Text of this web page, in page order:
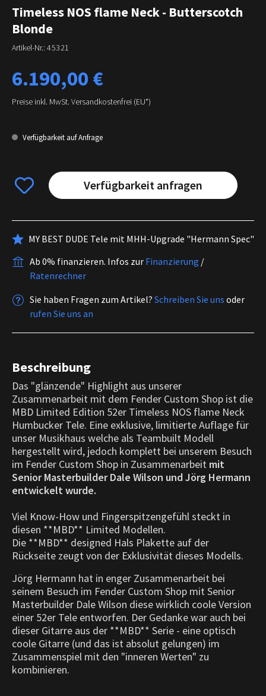
Timeless NOS flame Neck - Butterscotch
Blonde
Artikel-Nr.: 45321
Regulärer Preis:
6.190,00 €
Preise inkl. MwSt. Versandkostenfrei (EU*)
Verfügbarkeit auf Anfrage
Verfügbarkeit anfragen
MY BEST DUDE Tele mit MHH-Upgrade "Hermann Spec"
Ab 0% finanzieren. Infos zur Finanzierung /
Ratenrechner
Sie haben Fragen zum Artikel? Schreiben Sie uns oder
rufen Sie uns an
Beschreibung
Das "glänzende" Highlight aus unserer
Zusammenarbeit mit dem Fender Custom Shop ist die
MBD Limited Edition 52er Timeless NOS flame Neck
Humbucker Tele. Eine exklusive, limitierte Auflage für
unser Musikhaus welche als Teambuilt Modell
hergestellt wird, jedoch komplett bei unserem Besuch
im Fender Custom Shop in Zusammenarbeit mit
Senior Masterbuilder Dale Wilson und Jörg Hermann
entwickelt wurde.
Viel Know-How und Fingerspitzengefühl steckt in
diesen **MBD** Limited Modellen.
Die **MBD** designed Hals Plakette auf der
Rückseite zeugt von der Exklusivität dieses Modells.
Jörg Hermann hat in enger Zusammenarbeit bei
seinem Besuch im Fender Custom Shop mit Senior
Masterbuilder Dale Wilson diese wirklich coole Version
einer 52er Tele entworfen. Der Gedanke war auch bei
dieser Gitarre aus der **MBD** Serie - eine optisch
coole Gitarre (und das ist absolut gelungen) im
Zusammenspiel mit den "inneren Werten" zu
kombinieren.